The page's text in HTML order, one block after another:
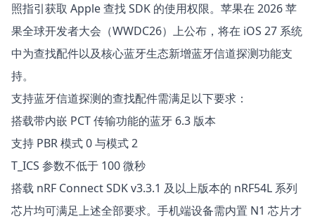
照指引获取 Apple 查找 SDK 的使用权限。苹果在 2026 苹
果全球开发者大会（WWDC26）上公布，将在 iOS 27 系统
中为查找配件以及核心蓝牙生态新增蓝牙信道探测功能支
持。
支持蓝牙信道探测的查找配件需满足以下要求：
搭载带内嵌 PCT 传输功能的蓝牙 6.3 版本
支持 PBR 模式 0 与模式 2
T_ICS 参数不低于 100 微秒
搭载 nRF Connect SDK v3.3.1 及以上版本的 nRF54L 系列
芯片均可满足上述全部要求。手机端设备需内置 N1 芯片才